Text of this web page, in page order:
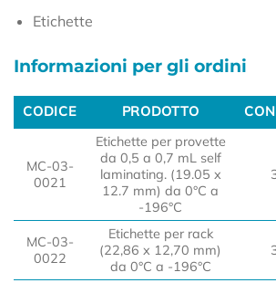
Etichette
Informazioni per gli ordini
CODICE PRODOTTO
CODICE
PRODOTTO
MC-03-
0021
Etichette per provette
da 0,5 a 0,7 mL self
laminating. (19.05 x
12.7 mm) da 0°C a
-196°C
MC-03-
0022
Etichette per rack
(22,86 x 12,70 mm)
da 0°C a -196°C